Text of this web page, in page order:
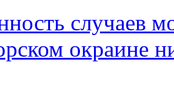
случаев
окраине